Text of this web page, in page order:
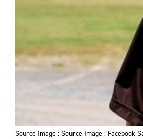
Source Image : Source Image : Facebook